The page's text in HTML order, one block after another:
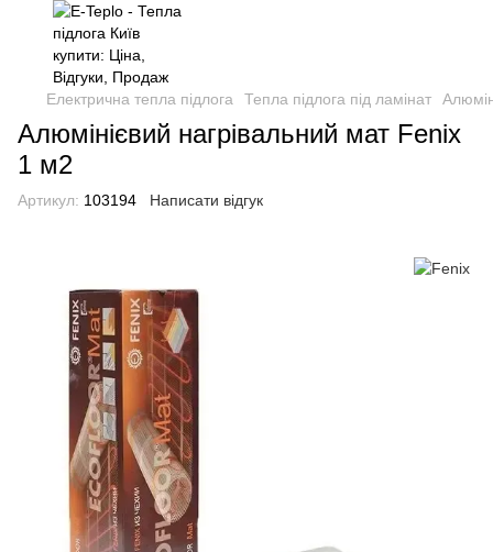
Електрична тепла підлога Тепла підлога під ламінат
Алюмінієвий нагрівальний мат Fenix
1 м2
Артикул: 103194 Написати відгук